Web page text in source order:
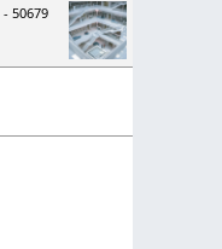
- 50679